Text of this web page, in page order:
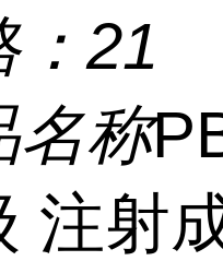
21
名称
注射